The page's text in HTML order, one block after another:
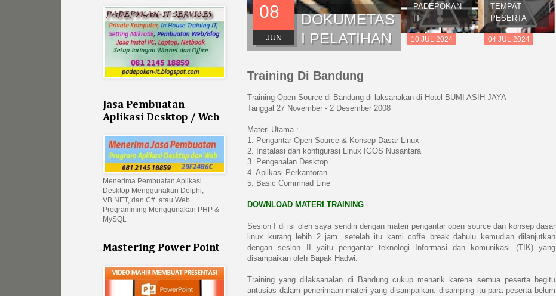
DOKUMETAS
I PELATIHAN
MIKROTIK
PRE MTCNA
& MTCRE DI
UNIVERSITA
S
PASUNDAN
BANDUNG
AWAL JUNI
2024.
(SISTEM IN
HOUSE
TRAINING)
08
JUN
PADEPOKAN
IT
10 JUL 2024
TEMPAT
PESERTA
04 JUL 2024
Training Di Bandung
Training Open Source di Bandung di laksanakan di Hotel BUMI ASIH JAYA
Tanggal 27 November - 2 Desember 2008
Materi Utama :
1. Pengantar Open Source & Konsep Dasar Linux
2. Instalasi dan konfigurasi Linux IGOS Nusantara
3. Pengenalan Desktop
4. Aplikasi Perkantoran
5. Basic Commnad Line
DOWNLOAD MATERI TRAINING
Sesion I di isi oleh saya sendiri dengan materi pengantar open source dan konsep dasar
linux kurang lebih 2 jam. setelah itu kami coffe break dahulu kemudian dilanjutkan
dengan sesion II yaitu pengantar teknologi Informasi dan komunikasi (TIK) yang
disampaikan oleh Bapak Hadwi.
Training yang dilaksanalan di Bandung cukup menarik karena semua peserta begitu
antusias dalam penerimaan materi yang disampaikan. disamping itu para peserta belum
Jasa Pembuatan
Aplikasi Desktop / Web
Menerima Pembuatan Aplikasi
Desktop Menggunakan Delphi,
VB.NET, dan C#. atau Web
Programming Menggunakan PHP &
MySQL
Mastering Power Point